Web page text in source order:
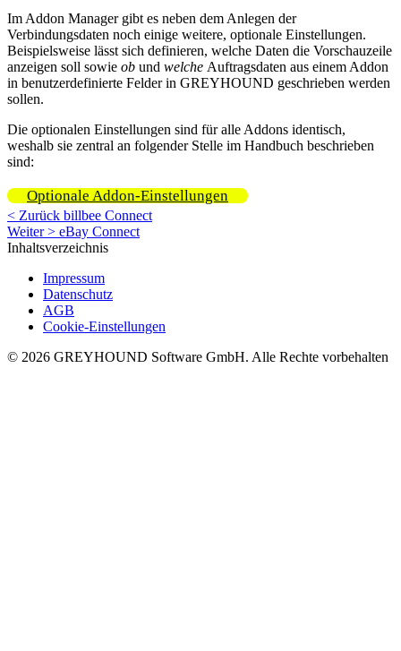
Im Addon Manager gibt es neben dem Anlegen der
Verbindungsdaten noch einige weitere, optionale Einstellungen.
Beispielsweise lässt sich definieren, welche Daten die Vorschauzeile
anzeigen soll sowie ob und welche Auftragsdaten aus einem Addon
in benutzerdefinierte Felder in GREYHOUND geschrieben werden
sollen.
Die optionalen Einstellungen sind für alle Addons identisch,
weshalb sie zentral an folgender Stelle im Handbuch beschrieben
sind:
Optionale Addon-Einstellungen
< Zurück billbee Connect
Weiter > eBay Connect
Inhaltsverzeichnis
Impressum
Datenschutz
AGB
Cookie-Einstellungen
© 2026 GREYHOUND Software GmbH. Alle Rechte vorbehalten